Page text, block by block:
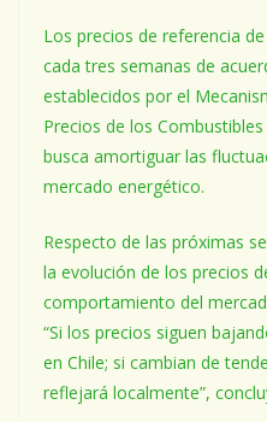
Los precios de referencia
cada tres semanas de
establecidos por el
Precios de los
busca amortiguar las
mercado energético.
Respecto de las próximas
la evolución de los precios
comportamiento del
“Si los precios siguen
en Chile; si cambian de
reflejará localmente”,